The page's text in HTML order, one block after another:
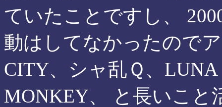
ていたことですし、
動はしてなかったので
CITY、シャ乱Ｑ、
MONKEY、 と長いこと